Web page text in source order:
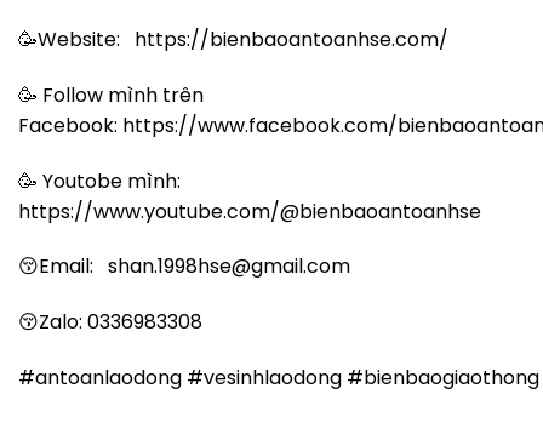
🥳Website: https://bienbaoantoanhse.com/
🥳 Follow mình trên
Facebook: https://www.facebook.com/
🥳 Youtobe mình:
https://www.youtube.com/@bienbaoantoanhse
😚Email: shan.1998hse@gmail.com
😚Zalo: 0336983308
#antoanlaodong #vesinhlaodong #bienbaogiaothong